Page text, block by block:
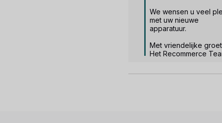
We wensen u veel
met uw nieuwe
apparatuur.
Met vriendelijke
Het Recommerce